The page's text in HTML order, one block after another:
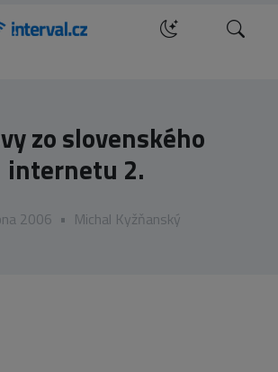
Hledat
zo slovenského
internetu 2.
2006 • Michal Kyžňanský